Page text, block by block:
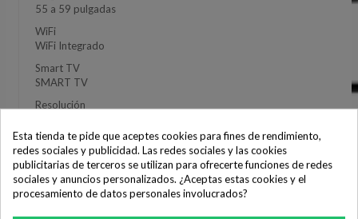
55 a 59 pulgadas
WiFi
WiFi Integrado
Smart TV
SMART TV
Resolución
Eficiencia Energética
F (Nueva)
Esta tienda te pide que aceptes cookies para fines de rendimiento,
redes sociales y publicidad. Las redes sociales y las cookies
publicitarias de terceros se utilizan para ofrecerte funciones de redes
sociales y anuncios personalizados. ¿Aceptas estas cookies y el
procesamiento de datos personales involucrados?